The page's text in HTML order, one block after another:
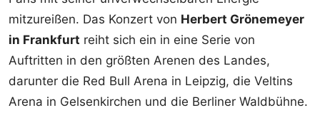
mitzureißen. Das Konzert von Herbert Grönemeyer
in Frankfurt reiht sich ein in eine Serie von
Auftritten in den größten Arenen des Landes,
darunter die Red Bull Arena in Leipzig, die Veltins
Arena in Gelsenkirchen und die Berliner Waldbühne.